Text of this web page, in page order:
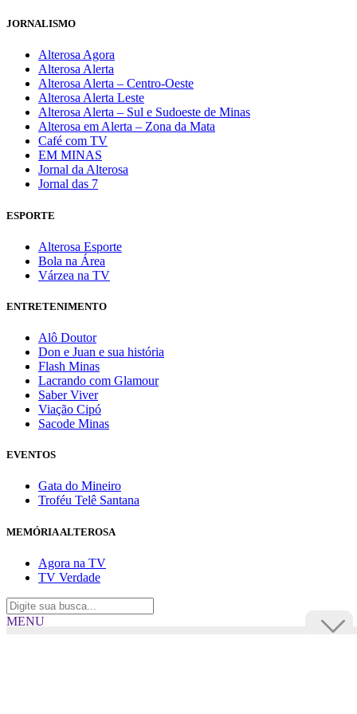
JORNALISMO
Alterosa Agora
Alterosa Alerta
Alterosa Alerta – Centro-Oeste
Alterosa Alerta Leste
Alterosa Alerta – Sul e Sudoeste de Minas
Alterosa em Alerta – Zona da Mata
Café com TV
EM MINAS
Jornal da Alterosa
Jornal das 7
ESPORTE
Alterosa Esporte
Bola na Área
Várzea na TV
ENTRETENIMENTO
Alô Doutor
Don e Juan e sua história
Flash Minas
Lacrando com Glamour
Saber Viver
Viação Cipó
Sacode Minas
EVENTOS
Gata do Mineiro
Troféu Telê Santana
MEMÓRIA ALTEROSA
Agora na TV
TV Verdade
MENU